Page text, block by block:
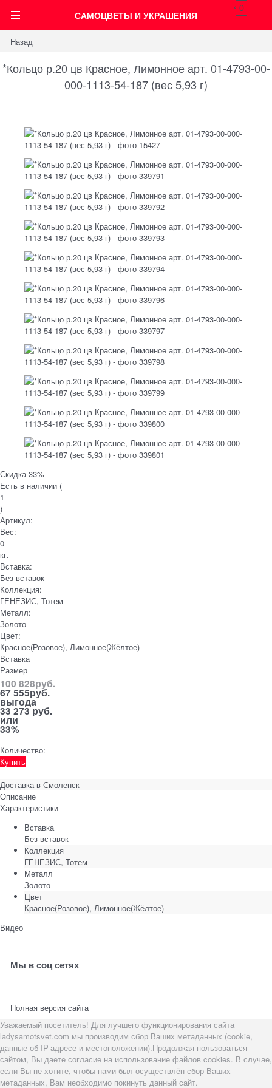
САМОЦВЕТЫ И УКРАШЕНИЯ
0
Назад
*Кольцо р.20 цв Красное, Лимонное арт. 01-4793-00-
000-1113-54-187 (вес 5,93 г)
Скидка 33%
Есть в наличии (
1
)
Артикул:
Вес:
0
кг.
Вставка:
Без вставок
Коллекция:
ГЕНЕЗИС, Тотем
Металл:
Золото
Цвет:
Красное(Розовое), Лимонное(Жёлтое)
Вставка
Размер
100 828руб.
67 555руб.
выгода
33 273 руб.
или
33%
Количество:
Купить
Доставка в Смоленск
Описание
Характеристики
Вставка
Без вставок
Коллекция
ГЕНЕЗИС, Тотем
Металл
Золото
Цвет
Красное(Розовое), Лимонное(Жёлтое)
Видео
Мы в соц сетях
Полная версия сайта
Уважаемый посетитель! Для лучшего функционирования сайта
ladysamotsvet.com мы производим сбор Ваших метаданных (cookie,
данные об IP-адресе и местоположении).Продолжая пользоваться
сайтом, Вы даете согласие на использование файлов cookies. В случае,
если Вы не хотите, чтобы нами был осуществлён сбор Ваших
метаданных, Вам необходимо покинуть данный сайт.